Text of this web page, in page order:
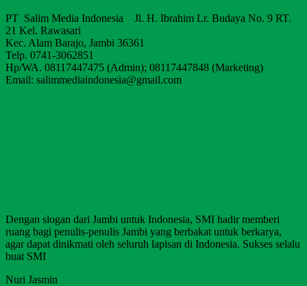
PT Salim Media Indonesia Jl. H. Ibrahim Lr. Budaya No. 9 RT.
21 Kel. Rawasari
Kec. Alam Barajo, Jambi 36361
Telp. 0741-3062851
Hp/WA. 08117447475 (Admin); 08117447848 (Marketing)
Email: salimmediaindonesia@gmail.com
Dengan slogan dari Jambi untuk Indonesia, SMI hadir memberi
ruang bagi penulis-penulis Jambi yang berbakat untuk berkarya,
agar dapat dinikmati oleh seluruh lapisan di Indonesia. Sukses selalu
buat SMI
Nuri Jasmin